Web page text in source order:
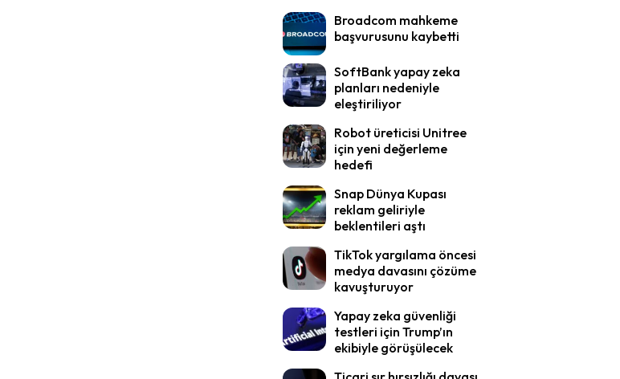
Broadcom mahkeme
başvurusunu kaybetti
SoftBank yapay zeka
planları nedeniyle
eleştiriliyor
Robot üreticisi Unitree
için yeni değerleme
hedefi
Snap Dünya Kupası
reklam geliriyle
beklentileri aştı
TikTok yargılama öncesi
medya davasını çözüme
kavuşturuyor
Yapay zeka güvenliği
testleri için Trump’ın
ekibiyle görüşülecek